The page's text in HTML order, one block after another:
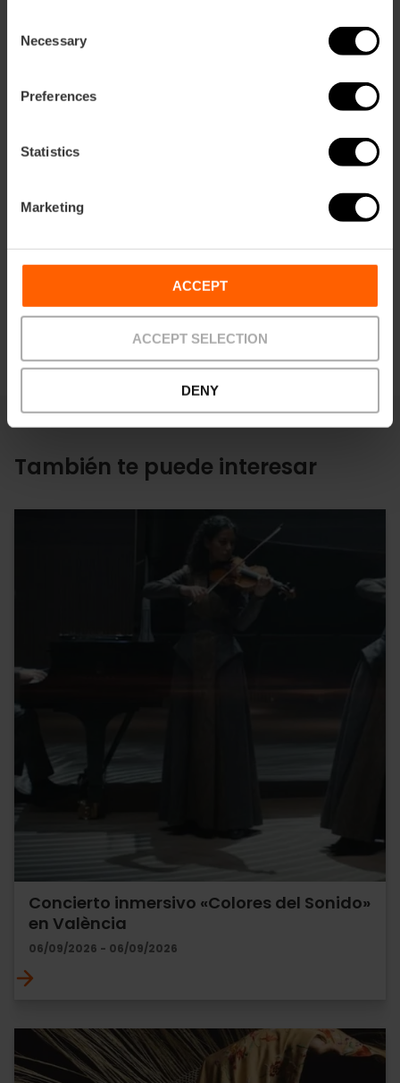
Selection
Necessary
Preferences
Statistics
Marketing
ACCEPT
ACCEPT SELECTION
DENY
Cómo llegar
También te puede interesar
Concierto inmersivo «Colores del Sonido»
en València
06/09/2026 - 06/09/2026